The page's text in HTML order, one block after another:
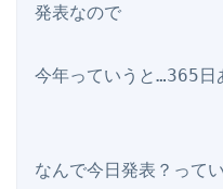
発表なので
今年っていうと…365日
なんで今日発表？って